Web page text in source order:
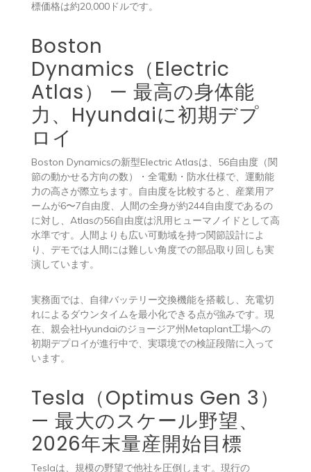
標価格は約20,000ドルです。
Boston
Dynamics（Electric
Atlas） — 最高の身体能
力、Hyundaiに初期デプ
ロイ
Boston Dynamicsの新型Electric Atlasは、56自由度（関
節の動かせる方向の数）・全電動・防水仕様で、運動能
力の高さが際立ちます。自由度を比較すると、産業用ア
ームが6〜7自由度、人間の全身が約244自由度であるの
に対し、Atlasの56自由度は汎用ヒューマノイドとして高
水準です。人間よりも広い可動域を持つ関節設計によ
り、デモでは人間には難しい角度での部品取り回しも実
演しています。
実務面では、自律バッテリー交換機能を搭載し、充電切
れによるダウンタイムを最小化できる点が強みです。現
在、親会社Hyundaiのジョージア州Metaplant工場への
初期デプロイが進行中で、実環境での検証段階に入って
います。
Tesla（Optimus Gen 3）
— 最大のスケール野望、
2026年末量産開始目標
Teslaは、規模の野望で他社を圧倒します。現行の